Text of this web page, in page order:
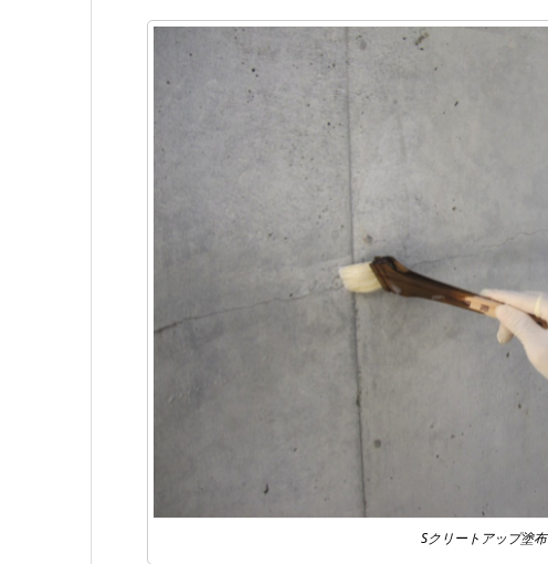
Sクリートアップ塗布